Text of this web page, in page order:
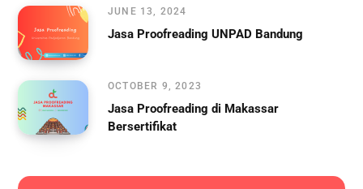
JUNE 13, 2024
Jasa Proofreading UNPAD Bandung
OCTOBER 9, 2023
Jasa Proofreading di Makassar
Bersertifikat